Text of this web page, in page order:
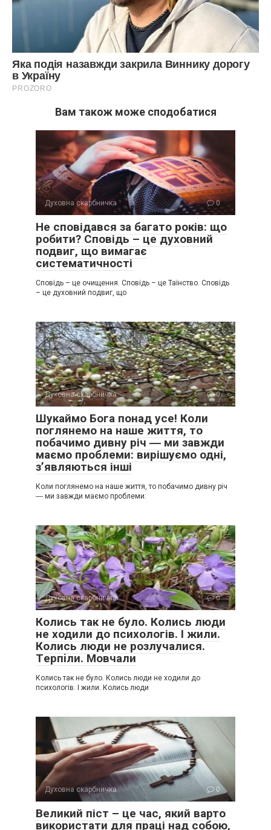
Вам також може сподобатися
Духовна скарбничка 0
Не сповідався за багато років: що
робити? Сповідь – це духовний
подвиг, що вимагає
систематичності
Сповідь – це очищення. Сповідь – це Таїнство. Сповідь
– це духовний подвиг, що
Духовна скарбничка 0
Шукаймо Бога понад усе! Коли
поглянемо на наше життя, то
побачимо дивну річ ― ми завжди
маємо проблеми: вирішуємо одні,
з’являються інші
Коли поглянемо на наше життя, то побачимо дивну річ
― ми завжди маємо проблеми:
Духовна скарбничка 0
Колись так не було. Колись люди
не ходили до психологів. І жили.
Колись люди не розлучалися.
Тepпiли. Мовчали
Колись так не було. Колись люди не ходили до
психологів. І жили. Колись люди
Духовна скарбничка 0
Великий піст – це час, який варто
використати для праці над собою,